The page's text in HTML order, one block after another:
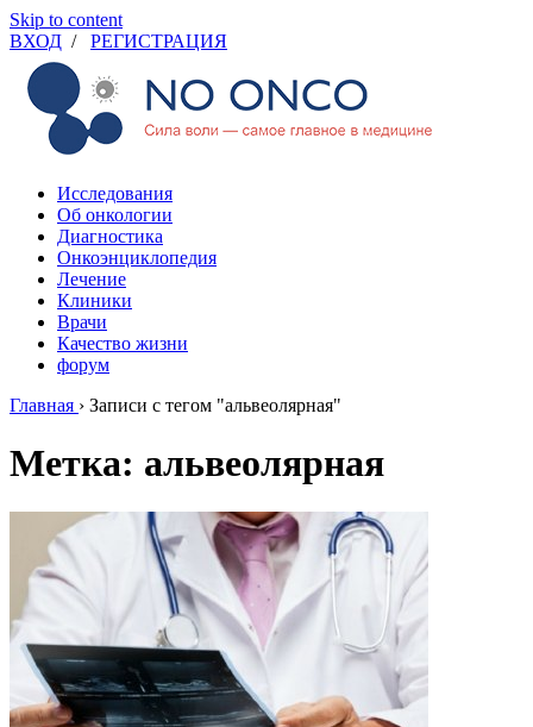
Skip to content
ВХОД / РЕГИСТРАЦИЯ
Исследования
Об онкологии
Диагностика
Онкоэнциклопедия
Лечение
Клиники
Врачи
Качество жизни
форум
Главная › Записи с тегом "альвеолярная"
Метка: альвеолярная